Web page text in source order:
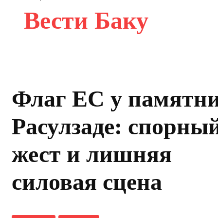
Вести Баку
Флаг ЕС у
Расулзаде:
жест и лишняя
силовая сцена